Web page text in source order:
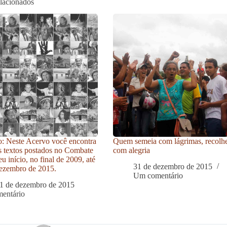
Neste Acervo você encontra
textos postados no Combate
início, no final de 2009, até
de 2015.
de dezembro de 2015
Quem semeia com lágrimas,
com alegria
31 de dezembro de 2015
Um comentário